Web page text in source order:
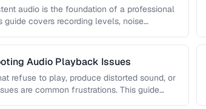
audio is the foundation of a professional
guide covers recording levels, noise
Audio Playback Issues
refuse to play, produce distorted sound, or
are common frustrations. This guide